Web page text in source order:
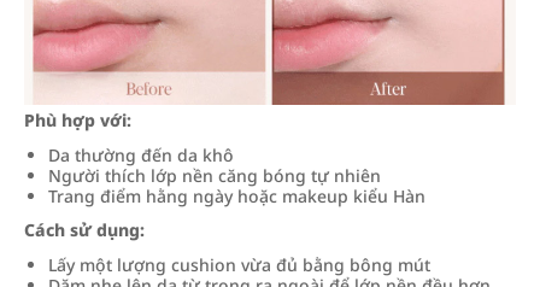
Phù hợp với:
Da thường đến da khô
Người thích lớp nền căng bóng tự nhiên
Trang điểm hằng ngày hoặc makeup kiểu Hàn
Cách sử dụng:
Lấy một lượng cushion vừa đủ bằng bông mút